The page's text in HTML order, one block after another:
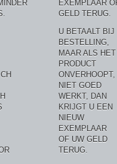
U BETAALT BIJ
BESTELLING,
MAAR ALS HET
PRODUCT
ONVERHOOPT,
NIET GOED
WERKT, DAN
KRIJGT U EEN
NIEUW
EXEMPLAAR
OF UW GELD
TERUG.